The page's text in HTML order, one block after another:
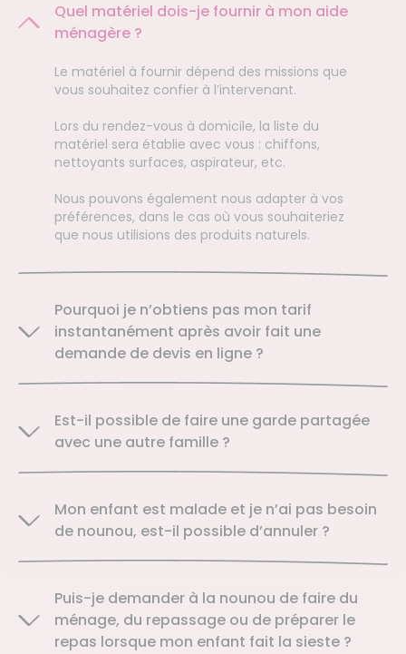
Quel matériel dois-je fournir à mon aide
ménagère ?
Le matériel à fournir dépend des missions que
vous souhaitez confier à l’intervenant.
Lors du rendez-vous à domicile, la liste du
matériel sera établie avec vous : chiffons,
nettoyants surfaces, aspirateur, etc.
Nous pouvons également nous adapter à vos
préférences, dans le cas où vous souhaiteriez
que nous utilisions des produits naturels.
Pourquoi je n’obtiens pas mon tarif
instantanément après avoir fait une
demande de devis en ligne ?
Est-il possible de faire une garde partagée
avec une autre famille ?
Mon enfant est malade et je n’ai pas besoin
de nounou, est-il possible d’annuler ?
Puis-je demander à la nounou de faire du
ménage, du repassage ou de préparer le
repas lorsque mon enfant fait la sieste ?